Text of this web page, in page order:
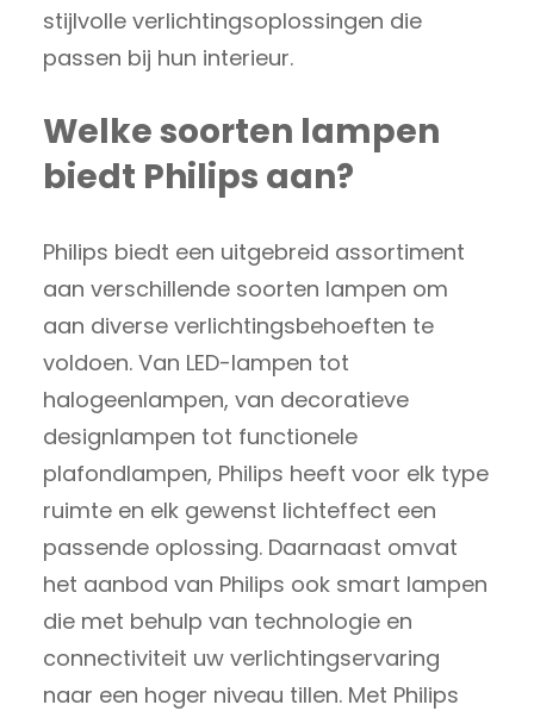
stijlvolle verlichtingsoplossingen die
passen bij hun interieur.
Welke soorten lampen
biedt Philips aan?
Philips biedt een uitgebreid assortiment
aan verschillende soorten lampen om
aan diverse verlichtingsbehoeften te
voldoen. Van LED-lampen tot
halogeenlampen, van decoratieve
designlampen tot functionele
plafondlampen, Philips heeft voor elk type
ruimte en elk gewenst lichteffect een
passende oplossing. Daarnaast omvat
het aanbod van Philips ook smart lampen
die met behulp van technologie en
connectiviteit uw verlichtingservaring
naar een hoger niveau tillen. Met Philips